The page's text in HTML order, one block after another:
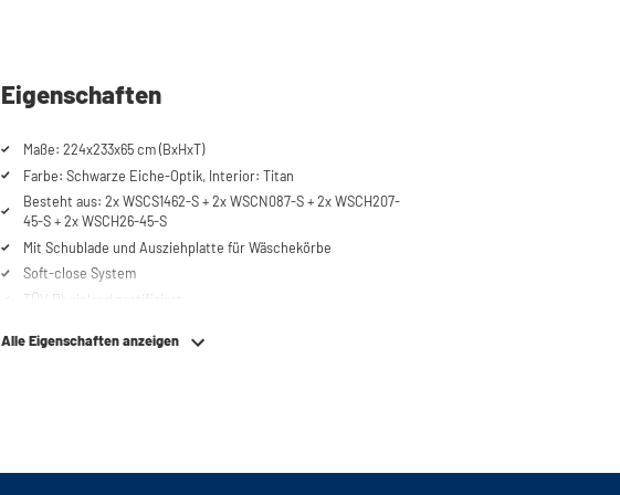
Eigenschaften
Maße: 224x233x65 cm (BxHxT)
Farbe: Schwarze Eiche-Optik, Interior: Titan
Besteht aus: 2x WSCS1462-S + 2x WSCN087-S + 2x WSCH207-
45-S + 2x WSCH26-45-S
Mit Schublade und Ausziehplatte für Wäschekörbe
Soft-close System
TÜV-Rheinland zertifiziert
Lüftungsgitter
Anschließen der Maschinen
Alle Eigenschaften anzeigen